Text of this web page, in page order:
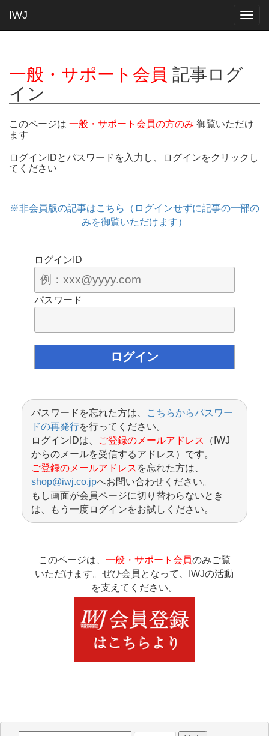
IWJ
一般・サポート会員 記事ログ
イン
このページは 一般・サポート会員の方のみ 御覧いただけ
ます
ログインIDとパスワードを入力し、ログインをクリックし
てください
※非会員版の記事はこちら（ログインせずに記事の一部の
みを御覧いただけます）
ログインID
パスワード
パスワードを忘れた方は、
こちらからパスワー
ドの再発行を行ってください。
ログインIDは、
ご登録のメールアドレス
（IWJ
からのメールを受信するアドレス）です。
ご登録のメールアドレス を忘れた方は、
shop@iwj.co.jpへお問い合わせください。
もし画面が会員ページに切り替わらないとき
は、もう一度ログインをお試しください。
このページは、 一般・サポート会員のみご覧
いただけます。ぜひ会員となって、IWJの活動
を支えてください。